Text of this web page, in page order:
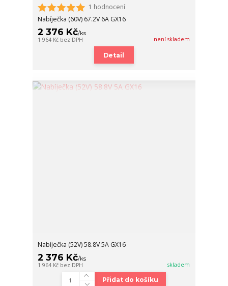
1 hodnocení
Nabíječka (60V) 67.2V 6A GX16
2 376 Kč/ks
1 964 Kč bez DPH není skladem
Detail
Nabíječka (52V) 58.8V 5A GX16
2 376 Kč/ks
1 964 Kč bez DPH skladem
Přidat do košíku